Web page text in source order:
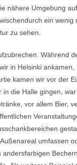
nähere Umgebung
ein
zu sehen.
Während
in Helsinki
kamen wir vor der
die Halle gingen,
vor allem Bier,
umfassen